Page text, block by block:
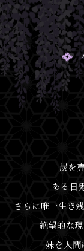
炭を
ある日
さらに唯一生き
絶望的な
妹を人間